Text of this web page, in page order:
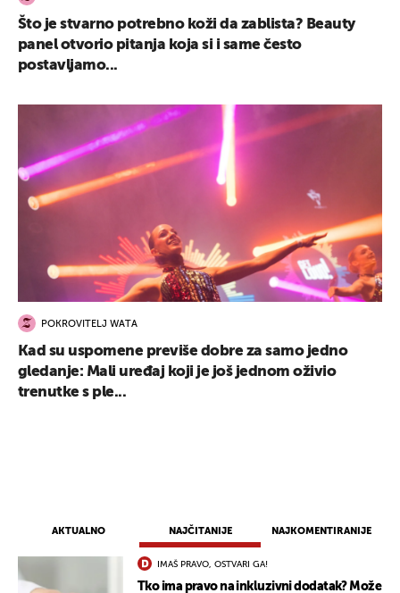
AKTUALNO NAJČITANIJE NAJKOMENTIRANIJE
IMAŠ PRAVO, OSTVARI GA!
Tko ima pravo na inkluzivni dodatak? Može
Što je stvarno potrebno koži da zablista? Beauty
panel otvorio pitanja koja si i same često
postavljamo...
POKROVITELJ WATA
Kad su uspomene previše dobre za samo jedno
gledanje: Mali uređaj koji je još jednom oživio
trenutke s ple...